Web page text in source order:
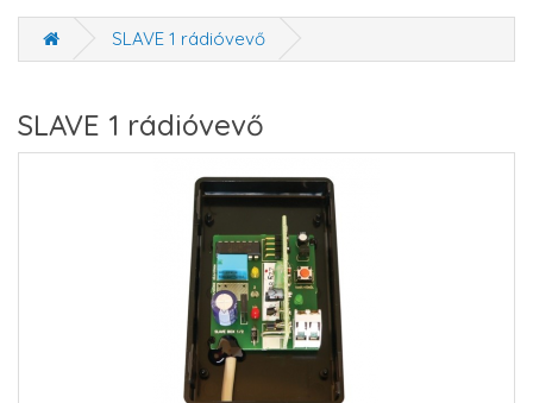
SLAVE 1 rádióvevő
SLAVE 1 rádióvevő